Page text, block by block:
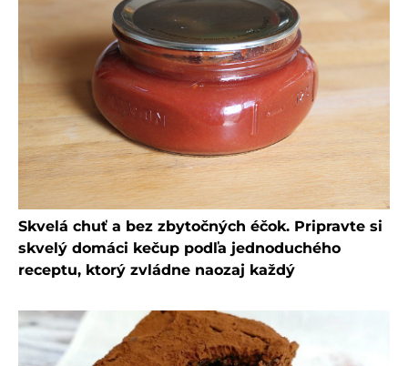
Skvelá chuť a bez zbytočných éčok. Pripravte si
skvelý domáci kečup podľa jednoduchého
receptu, ktorý zvládne naozaj každý